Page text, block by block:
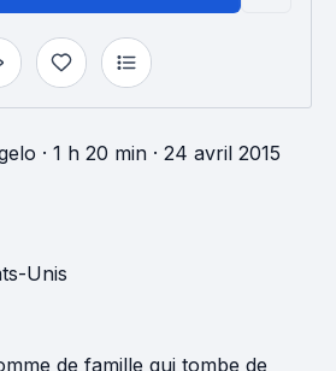
· 1 h 20 min · 24 avril 2015
Unis
de famille qui tombe de